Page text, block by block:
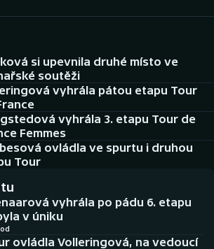
si upevnila druhé místo ve
soutěži
vyhrála pátou etapu Tour
vyhrála 3. etapu Tour de
Femmes
ovládla ve spurtu i druhou
Tour
vyhrála po pádu 6. etapu
v úniku
ovládla Volleringová, na vedoucí